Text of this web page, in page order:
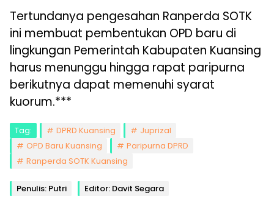
Tertundanya pengesahan Ranperda SOTK
ini membuat pembentukan OPD baru di
lingkungan Pemerintah Kabupaten Kuansing
harus menunggu hingga rapat paripurna
berikutnya dapat memenuhi syarat
kuorum.***
Tag: DPRD Kuansing
Juprizal
OPD Baru Kuansing
Paripurna DPRD
Ranperda SOTK Kuansing
Penulis: Putri Editor: Davit Segara